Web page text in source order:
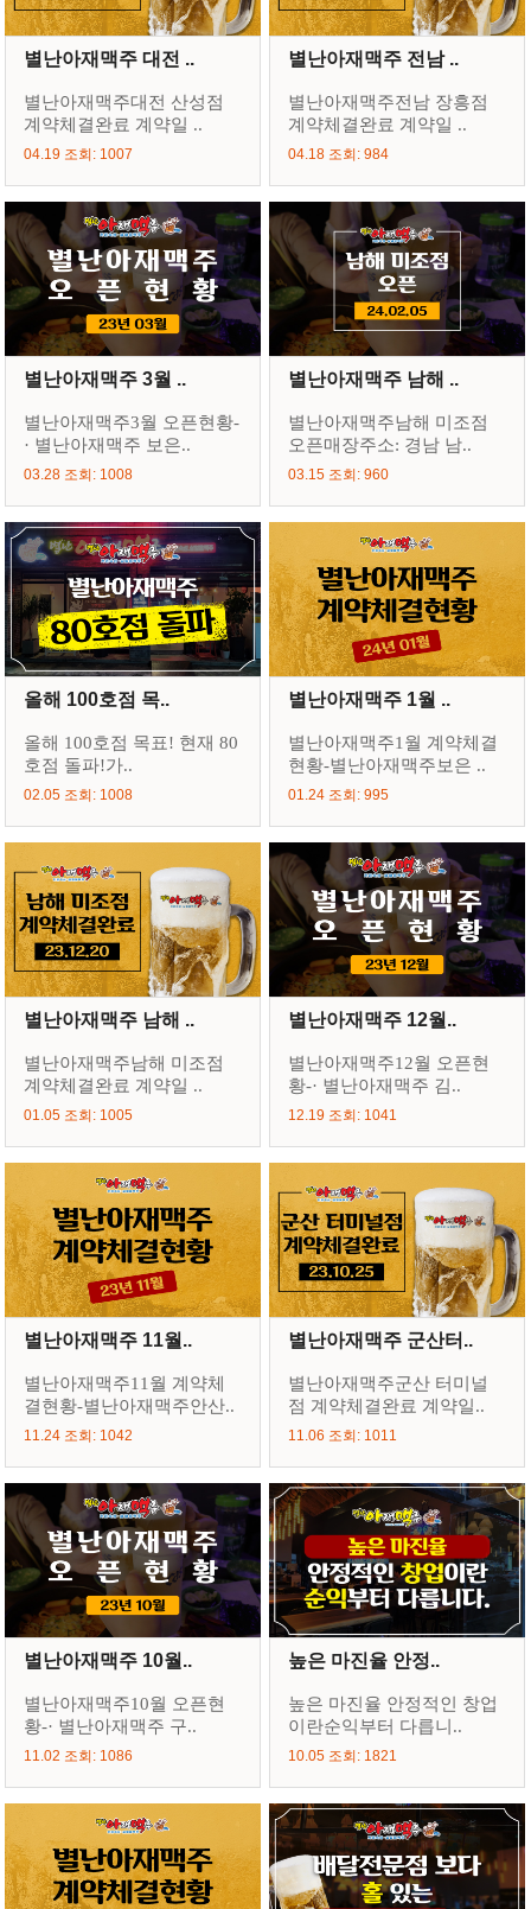
별난아재맥주 대전 ..
별난아재맥주대전 산성점
계약체결완료 계약일 ..
04.19 조회: 1007
별난아재맥주 전남 ..
별난아재맥주전남 장흥점
계약체결완료 계약일 ..
04.18 조회: 984
별난아재맥주 3월 ..
별난아재맥주3월 오픈현황-
· 별난아재맥주 보은..
03.28 조회: 1008
별난아재맥주 남해 ..
별난아재맥주남해 미조점
오픈매장주소: 경남 남..
03.15 조회: 960
올해 100호점 목..
올해 100호점 목표! 현재 80
호점 돌파!가..
02.05 조회: 1008
별난아재맥주 1월 ..
별난아재맥주1월 계약체결
현황-별난아재맥주보은 ..
01.24 조회: 995
별난아재맥주 남해 ..
별난아재맥주남해 미조점
계약체결완료 계약일 ..
01.05 조회: 1005
별난아재맥주 12월..
별난아재맥주12월 오픈현
황-· 별난아재맥주 김..
12.19 조회: 1041
별난아재맥주 11월..
별난아재맥주11월 계약체
결현황-별난아재맥주안산..
11.24 조회: 1042
별난아재맥주 군산터..
별난아재맥주군산 터미널
점 계약체결완료 계약일..
11.06 조회: 1011
별난아재맥주 10월..
별난아재맥주10월 오픈현
황-· 별난아재맥주 구..
11.02 조회: 1086
높은 마진율 안정..
높은 마진율 안정적인 창업
이란순익부터 다릅니..
10.05 조회: 1821